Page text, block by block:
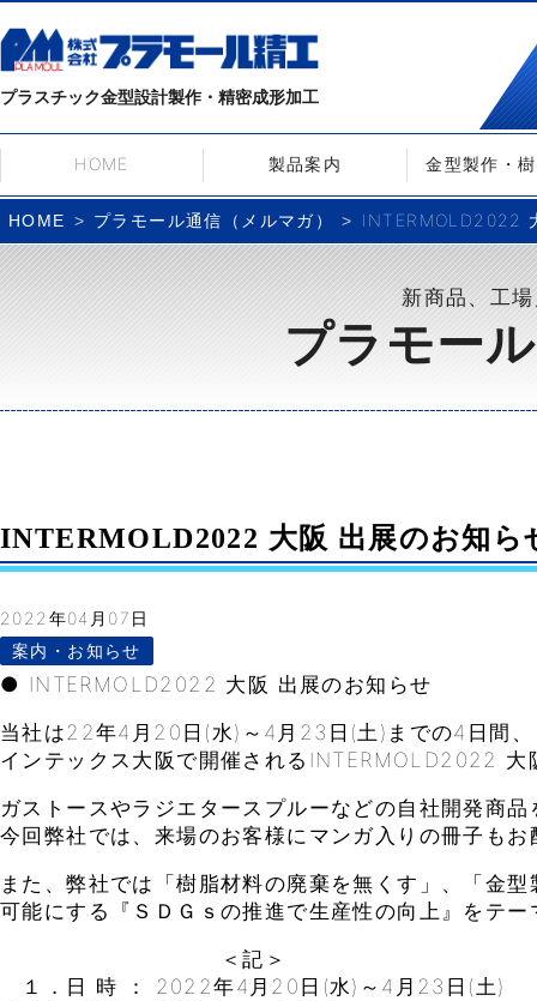
プラスチック金型設計製作・精密成形加工
HOME 製品案内 金型製作・
HOME プラモール通信（メルマガ） INTERMOLD2022
新商品、工
プラモー
INTERMOLD2022 大阪 出展のお知ら
2022年04月07日
案内・お知らせ
● INTERMOLD2022 大阪 出展のお知らせ
当社は22年4月20日(水)～4月23日(土)までの4日間、
インテックス大阪で開催されるINTERMOLD2022 大
ガストースやラジエタースプルーなどの自社開発商
今回弊社では、来場のお客様にマンガ入りの冊子もお
また、弊社では「樹脂材料の廃棄を無くす」、「金
可能にする『ＳＤＧｓの推進で生産性の向上』をテ
＜記＞
１．日 時 ： 2022年4月20日(水)～4月23日(土)